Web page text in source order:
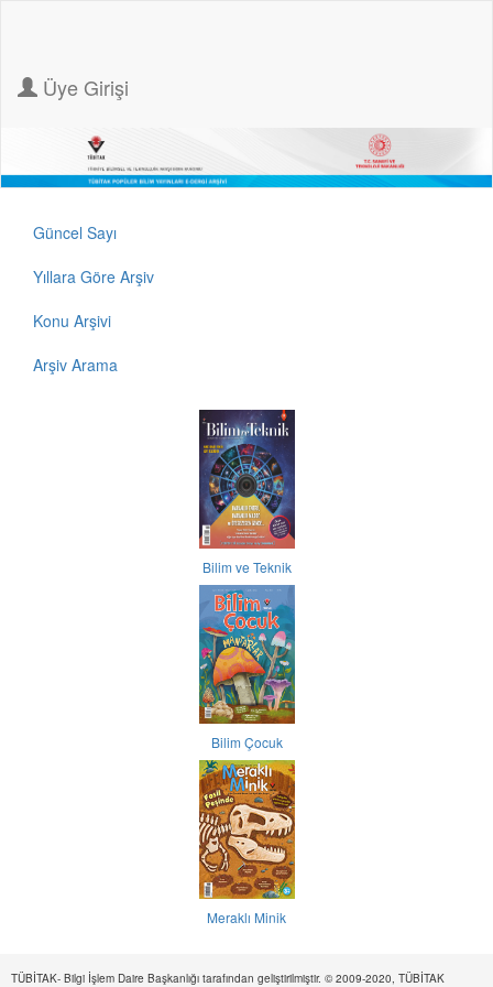
Üye Girişi
Güncel Sayı
Yıllara Göre Arşiv
Konu Arşivi
Arşiv Arama
Bilim ve Teknik
Bilim Çocuk
Meraklı Minik
TÜBİTAK- Bilgi İşlem Daire Başkanlığı tarafından geliştirilmiştir. © 2009-2020, TÜBİTAK